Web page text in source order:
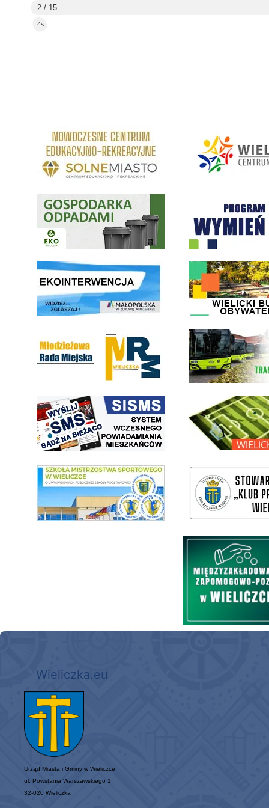
2 / 15
3s
link do strony Centrum Edukacyjno Rekreacyjne
Gospodarka odpadami na terenie Miasta i Gminy Wieliczka
link do strony ekointerwencja dot.- powietrza link do strony - Wielicki
link do strony Wielickiej
link do strony systemu wczesnego ostrzegania mieszkańców SISMS
link do opisu projektu
link do SMS Wieliczka wieliczka-wieliczanie na bis
Międzyzakładowa Kasa
Wieliczka.eu
Urząd Miasta i Gminy w Wieliczce
ul. Powstania Warszawskiego 1
32-020 Wieliczka